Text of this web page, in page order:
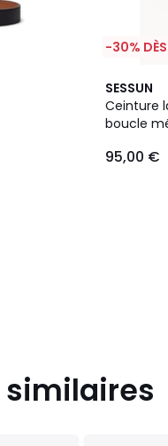
-30%
SESSUN
Ceinture
boucle
95,00 €